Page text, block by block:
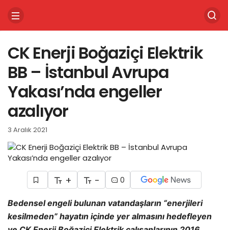
CK Enerji Boğaziçi Elektrik
BB – İstanbul Avrupa
Yakası’nda engeller
azalıyor
3 Aralık 2021
+ - 0
Bedensel engeli bulunan vatandaşların “enerjileri
kesilmeden” hayatın içinde yer almasını hedefleyen